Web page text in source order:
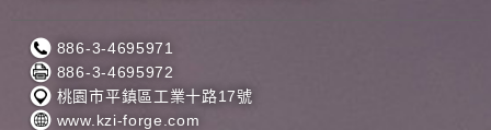
886-3-4695971
886-3-4695972
桃園市平鎮區工業十路17號
www.kzi-forge.com